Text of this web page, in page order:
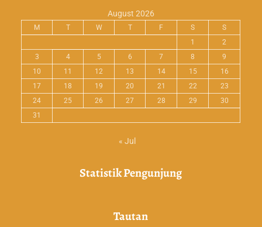
August 2026
M T W T F S
S
1
2
3
4 5 6 7 8
9
10
11 12 13 14 15
16
17
18 19 20 21 22
23
24
25 26 27 28 29
30
31
« Jul
Statistik Pengunjung
Tautan